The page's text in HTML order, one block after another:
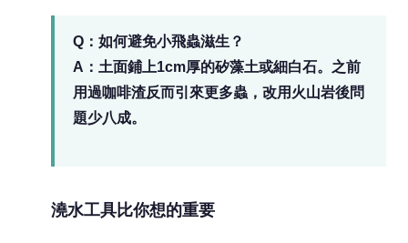
Q：如何避免小飛蟲滋生？
A：土面鋪上1cm厚的矽藻土或細白石。之前
用過咖啡渣反而引來更多蟲，改用火山岩後問
題少八成。
澆水工具比你想的重要